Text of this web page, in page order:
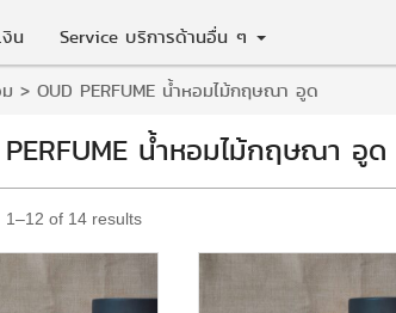
น Service บริการด้านอื่น ๆ
> OUD PERFUME น้ำหอมไม้กฤษณา อูด
น้ำหอมไม้กฤษณา อูด
1–12 of 14 results